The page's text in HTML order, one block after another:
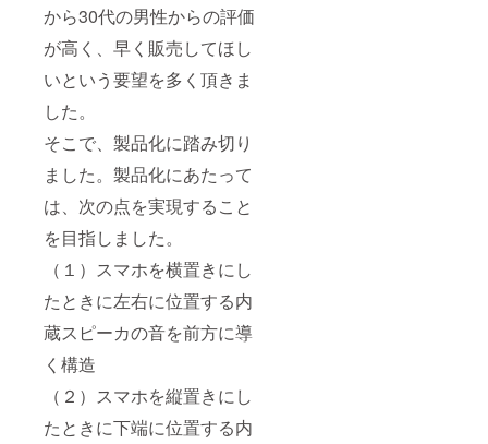
から30代の男性からの評価
が高く、早く販売してほし
いという要望を多く頂きま
した。
そこで、製品化に踏み切り
ました。製品化にあたって
は、次の点を実現すること
を目指しました。
（１）スマホを横置きにし
たときに左右に位置する内
蔵スピーカの音を前方に導
く構造
（２）スマホを縦置きにし
たときに下端に位置する内